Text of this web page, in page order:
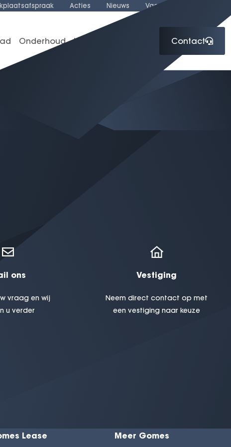
Acties Nieuws Vacatures
Onderhoud Lease Contact
ons
vraag en wij
u verder
Vestiging
Neem direct contact op met
een vestiging naar keuze
Lease Meer Gomes